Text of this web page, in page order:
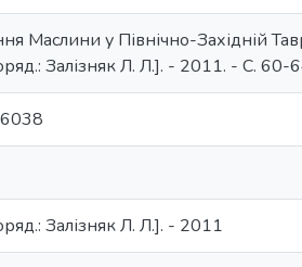
Маслини у Північно-Західній
Залізняк Л. Л.]. - 2011. - С. 60-
Залізняк Л. Л.]. - 2011